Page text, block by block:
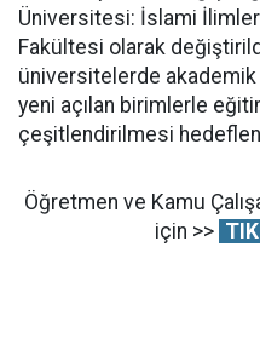
Üniversitesi: İslami
Fakültesi olarak
üniversitelerde akademik
yeni açılan birimlerle
çeşitlendirilmesi
Öğretmen ve Kamu
için >>